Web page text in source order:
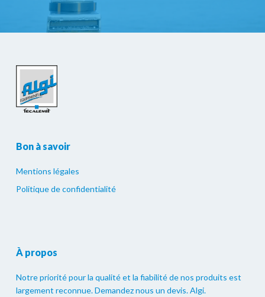
Bon à savoir
Mentions légales
Politique de confidentialité
À propos
Notre priorité pour la qualité et la fiabilité de nos produits est
largement reconnue. Demandez nous un devis. Algi.